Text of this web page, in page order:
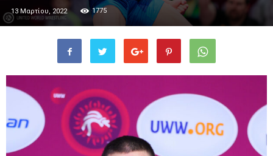
13 Μαρτίου, 2022 1775